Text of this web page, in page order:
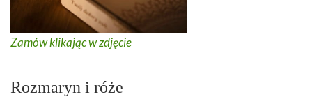
Zamów klikając w zdjęcie
Rozmaryn i róże